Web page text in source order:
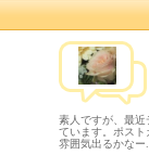
素人ですが、最
ています。ポス
雰囲気出るかなー